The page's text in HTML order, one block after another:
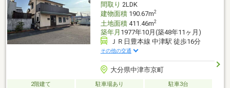
間取り 2LDK
建物面積190.67m2
土地面積411.46m2
築年月 1977年10月(築48年11ヶ月)
ＪＲ日豊本線 中津駅 徒歩16分
その他の交通
大分県中津市京町
2階建て 駐車場あり 駐車3台